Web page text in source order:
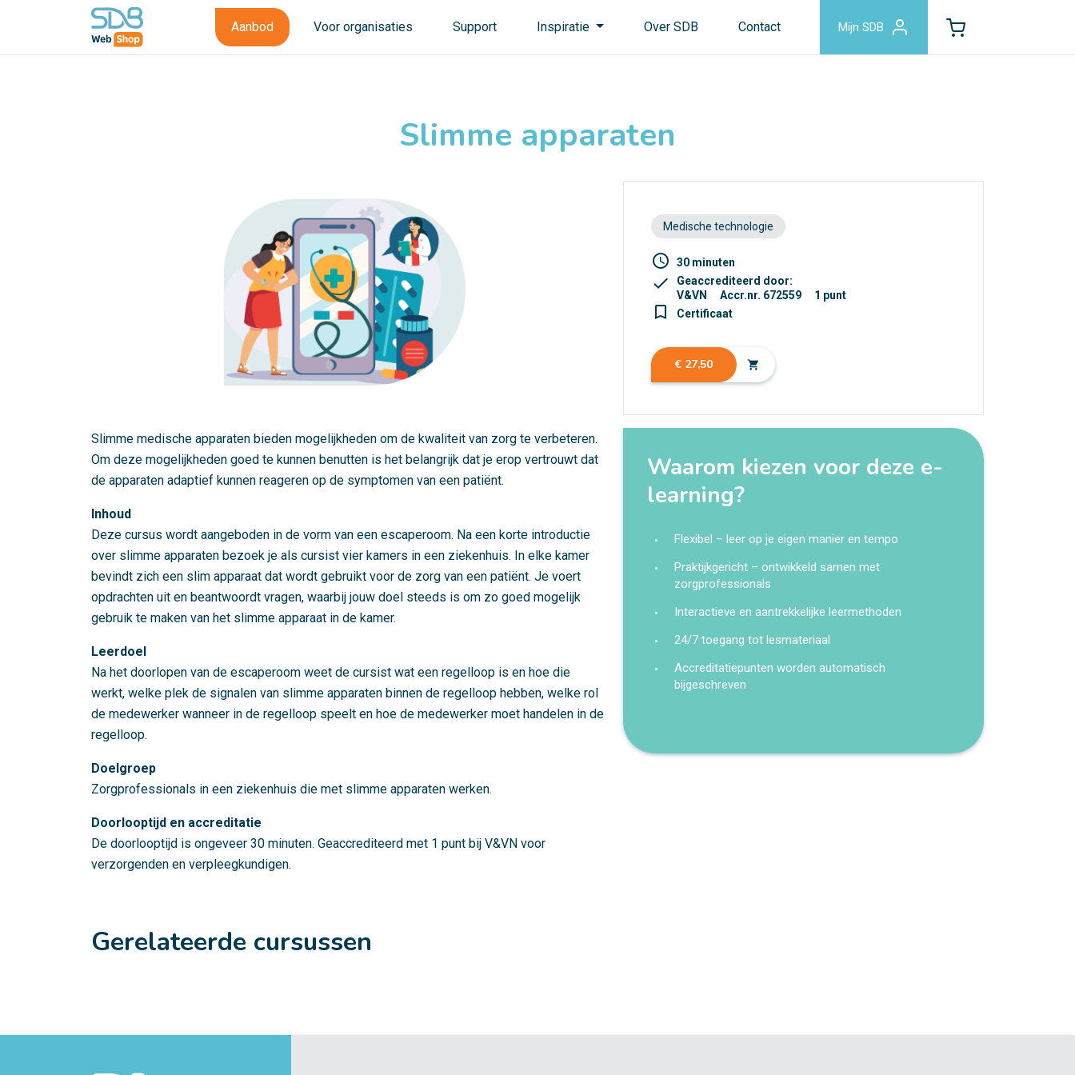
Aanbod Voor organisaties Support Inspiratie Over SDB Contact Mijn SDB
Slimme apparaten
Slimme medische apparaten bieden mogelijkheden om de kwaliteit van zorg te verbeteren.
Om deze mogelijkheden goed te kunnen benutten is het belangrijk dat je erop vertrouwt dat
de apparaten adaptief kunnen reageren op de symptomen van een patiënt.
Inhoud
Deze cursus wordt aangeboden in de vorm van een escaperoom. Na een korte introductie
over slimme apparaten bezoek je als cursist vier kamers in een ziekenhuis. In elke kamer
bevindt zich een slim apparaat dat wordt gebruikt voor de zorg van een patiënt. Je voert
opdrachten uit en beantwoordt vragen, waarbij jouw doel steeds is om zo goed mogelijk
gebruik te maken van het slimme apparaat in de kamer.
Leerdoel
Na het doorlopen van de escaperoom weet de cursist wat een regelloop is en hoe die
werkt, welke plek de signalen van slimme apparaten binnen de regelloop hebben, welke rol
de medewerker wanneer in de regelloop speelt en hoe de medewerker moet handelen in de
regelloop.
Doelgroep
Zorgprofessionals in een ziekenhuis die met slimme apparaten werken.
Doorlooptijd en accreditatie
De doorlooptijd is ongeveer 30 minuten. Geaccrediteerd met 1 punt bij V&VN voor
verzorgenden en verpleegkundigen.
Medische technologie
access_time 30 minuten
check
Geaccrediteerd door:
V&VN
Accr.nr. 672559 1 punt
turned_in_not Certificaat
€ 27,50 shopping_cart
Waarom kiezen voor deze e-
learning?
Flexibel – leer op je eigen manier en tempo
Praktijkgericht – ontwikkeld samen met
zorgprofessionals
Interactieve en aantrekkelijke leermethoden
24/7 toegang tot lesmateriaal
Accreditatiepunten worden automatisch
bijgeschreven
Gerelateerde cursussen